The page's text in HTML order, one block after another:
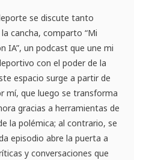
se discute tanto
cancha, comparto “Mi
IA”, un podcast que une mi
con el poder de la
espacio surge a partir de
mí, que luego se transforma
gracias a herramientas de
la polémica; al contrario, se
episodio abre la puerta a
y conversaciones que